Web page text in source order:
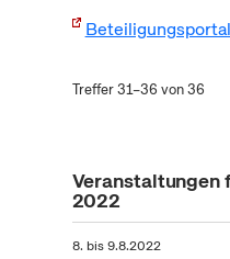
Treffer 31–36 von 36
Veranstaltungen
2022
8. bis9.8.2022